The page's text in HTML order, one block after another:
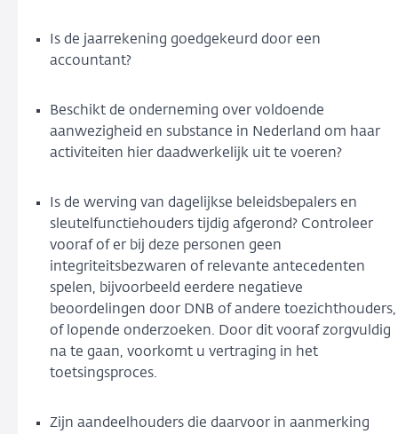
Is de jaarrekening goedgekeurd door een
accountant?
Beschikt de onderneming over voldoende
aanwezigheid en substance in Nederland om haar
activiteiten hier daadwerkelijk uit te voeren?
Is de werving van dagelijkse beleidsbepalers en
sleutelfunctiehouders tijdig afgerond? Controleer
vooraf of er bij deze personen geen
integriteitsbezwaren of relevante antecedenten
spelen, bijvoorbeeld eerdere negatieve
beoordelingen door DNB of andere toezichthouders,
of lopende onderzoeken. Door dit vooraf zorgvuldig
na te gaan, voorkomt u vertraging in het
toetsingsproces.
Zijn aandeelhouders die daarvoor in aanmerking